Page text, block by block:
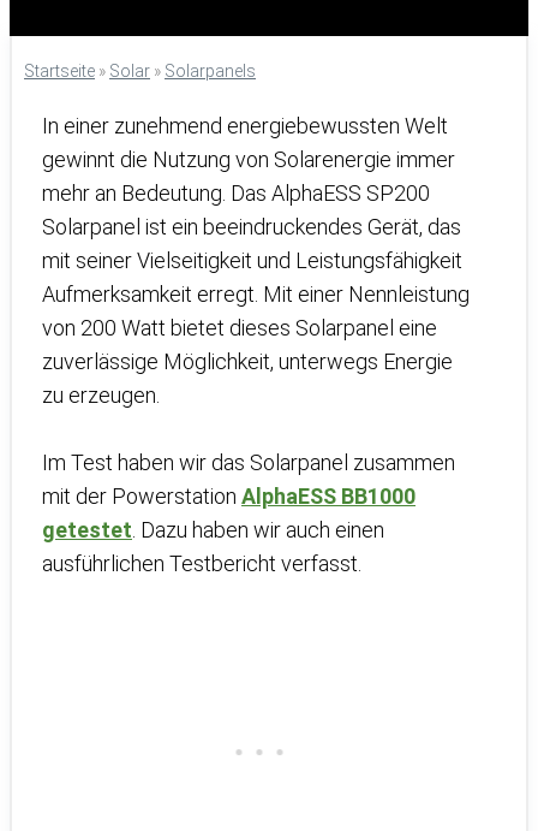
Startseite » Solar » Solarpanels
In einer zunehmend energiebewussten Welt
gewinnt die Nutzung von Solarenergie immer
mehr an Bedeutung. Das AlphaESS SP200
Solarpanel ist ein beeindruckendes Gerät, das
mit seiner Vielseitigkeit und Leistungsfähigkeit
Aufmerksamkeit erregt. Mit einer Nennleistung
von 200 Watt bietet dieses Solarpanel eine
zuverlässige Möglichkeit, unterwegs Energie
zu erzeugen.
Im Test haben wir das Solarpanel zusammen
mit der Powerstation AlphaESS BB1000
getestet . Dazu haben wir auch einen
ausführlichen Testbericht verfasst.